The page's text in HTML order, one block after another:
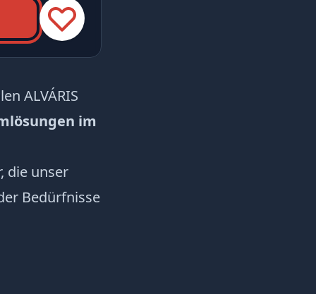
ALVÁRIS
im
die unser
Bedürfnisse